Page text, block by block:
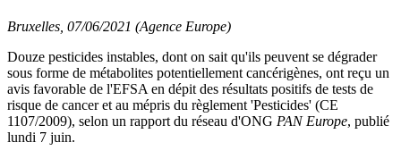
Bruxelles, 07/06/2021 (Agence Europe)
Douze pesticides instables, dont on sait qu'ils peuvent se dégrader
sous forme de métabolites potentiellement cancérigènes, ont reçu un
avis favorable de l'EFSA en dépit des résultats positifs de tests de
risque de cancer et au mépris du règlement 'Pesticides' (CE
1107/2009), selon un rapport du réseau d'ONG PAN Europe, publié
lundi 7 juin.